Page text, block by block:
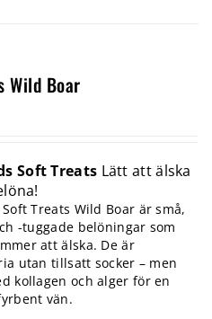
Wild Boar
Soft Treats Lätt att älska
Treats Wild Boar är små,
-tuggade belöningar som
att älska. De är
utan tillsatt socker – men
kollagen och alger för en
vän.